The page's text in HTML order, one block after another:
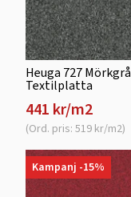
Heuga 727 Mörkgrå
Textilplatta
441 kr/m2
(Ord. pris: 519 kr/m2)
Kampanj -15%